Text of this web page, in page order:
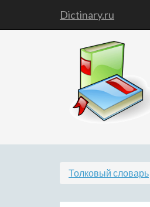
Dictinary.ru
Толковый словарь